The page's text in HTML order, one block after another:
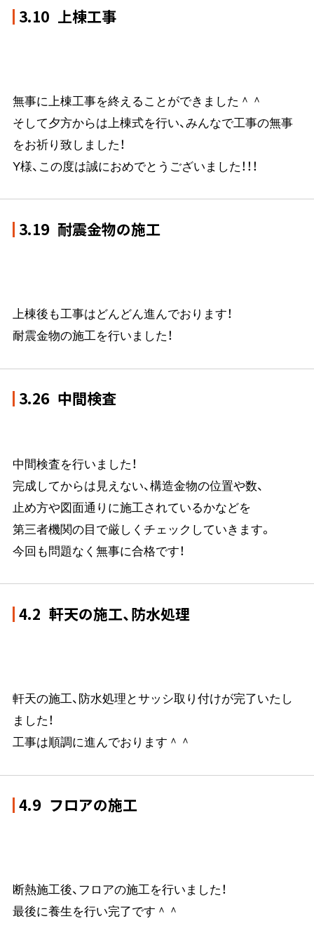
3.10 上棟工事
無事に上棟工事を終えることができました＾＾
そして夕方からは上棟式を行い、みんなで工事の無事
をお祈り致しました！
Y様、この度は誠におめでとうございました！！！
3.19 耐震金物の施工
上棟後も工事はどんどん進んでおります！
耐震金物の施工を行いました！
3.26 中間検査
中間検査を行いました！
完成してからは見えない、構造金物の位置や数、
止め方や図面通りに施工されているかなどを
第三者機関の目で厳しくチェックしていきます。
今回も問題なく無事に合格です！
4.2 軒天の施工、防水処理
軒天の施工、防水処理とサッシ取り付けが完了いたし
ました！
工事は順調に進んでおります＾＾
4.9 フロアの施工
断熱施工後、フロアの施工を行いました！
最後に養生を行い完了です＾＾